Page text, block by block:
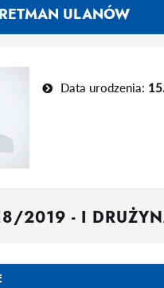
RETMAN ULANÓW
Data urodzenia:
2019 - I